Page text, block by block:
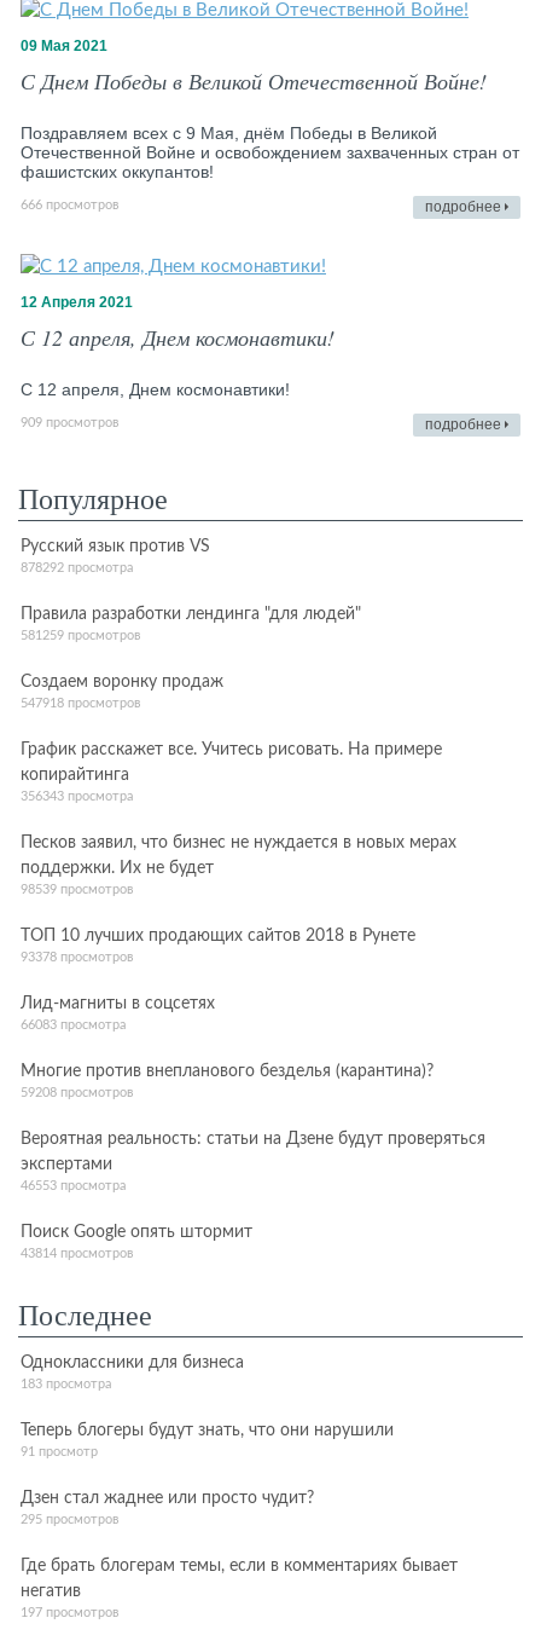
09 Мая 2021
С Днем Победы в Великой Отечественной Войне!
Поздравляем всех с 9 Мая, днём Победы в Великой
Отечественной Войне и освобождением захваченных стран от
фашистских оккупантов!
666 просмотров подробнее
12 Апреля 2021
С 12 апреля, Днем космонавтики!
С 12 апреля, Днем космонавтики!
909 просмотров подробнее
Популярное
Русский язык против VS
878292 просмотра
Правила разработки лендинга "для людей"
581259 просмотров
Создаем воронку продаж
547918 просмотров
График расскажет все. Учитесь рисовать. На примере
копирайтинга
356343 просмотра
Песков заявил, что бизнес не нуждается в новых мерах
поддержки. Их не будет
98539 просмотров
ТОП 10 лучших продающих сайтов 2018 в Рунете
93378 просмотров
Лид-магниты в соцсетях
66083 просмотра
Многие против внепланового безделья (карантина)?
59208 просмотров
Вероятная реальность: статьи на Дзене будут проверяться
экспертами
46553 просмотра
Поиск Google опять штормит
43814 просмотров
Последнее
Одноклассники для бизнеса
183 просмотра
Теперь блогеры будут знать, что они нарушили
91 просмотр
Дзен стал жаднее или просто чудит?
295 просмотров
Где брать блогерам темы, если в комментариях бывает
негатив
197 просмотров